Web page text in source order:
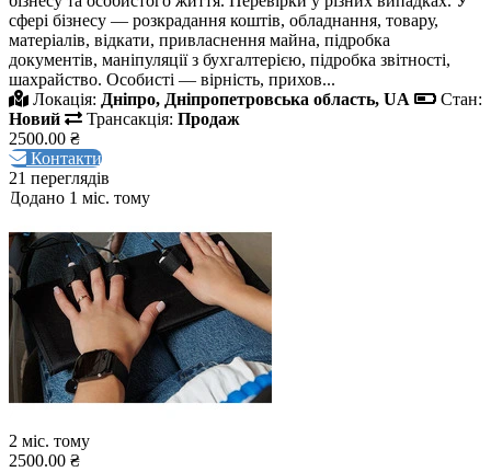
сфері бізнесу — розкрадання коштів, обладнання, товару,
матеріалів, відкати, привласнення майна, підробка
документів, маніпуляції з бухгалтерією, підробка звітності,
шахрайство. Особисті — вірність, прихов...
Локація: Дніпро, Дніпропетровська область, UA
Стан:
Новий
Трансакція: Продаж
2500.00 ₴
Контакти
21 переглядів
Додано 1 міс. тому
2 міс. тому
2500.00 ₴